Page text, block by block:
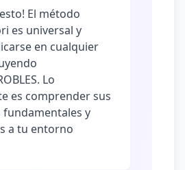
El método
es universal y
en cualquier
Lo
es comprender sus
y
a tu entorno